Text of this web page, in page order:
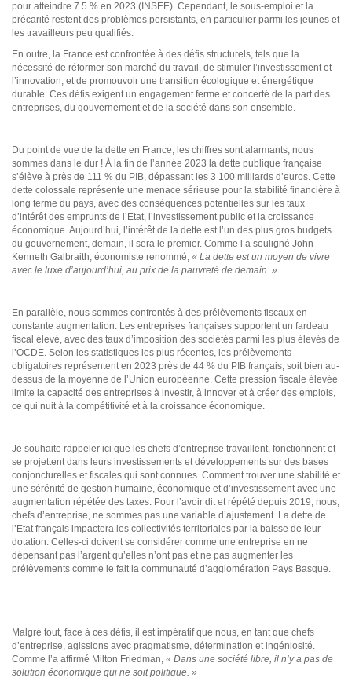
pour atteindre 7.5 % en 2023 (INSEE). Cependant, le sous-emploi et la
précarité restent des problèmes persistants, en particulier parmi les jeunes et
les travailleurs peu qualifiés.
En outre, la France est confrontée à des défis structurels, tels que la
nécessité de réformer son marché du travail, de stimuler l’investissement et
l’innovation, et de promouvoir une transition écologique et énergétique
durable. Ces défis exigent un engagement ferme et concerté de la part des
entreprises, du gouvernement et de la société dans son ensemble.
Du point de vue de la dette en France, les chiffres sont alarmants, nous
sommes dans le dur ! À la fin de l’année 2023 la dette publique française
s’élève à près de 111 % du PIB, dépassant les 3 100 milliards d’euros. Cette
dette colossale représente une menace sérieuse pour la stabilité financière à
long terme du pays, avec des conséquences potentielles sur les taux
d’intérêt des emprunts de l’Etat, l’investissement public et la croissance
économique. Aujourd’hui, l’intérêt de la dette est l’un des plus gros budgets
du gouvernement, demain, il sera le premier. Comme l’a souligné John
Kenneth Galbraith, économiste renommé, « La dette est un moyen de vivre
avec le luxe d’aujourd’hui, au prix de la pauvreté de demain. »
En parallèle, nous sommes confrontés à des prélèvements fiscaux en
constante augmentation. Les entreprises françaises supportent un fardeau
fiscal élevé, avec des taux d’imposition des sociétés parmi les plus élevés de
l’OCDE. Selon les statistiques les plus récentes, les prélèvements
obligatoires représentent en 2023 près de 44 % du PIB français, soit bien au-
dessus de la moyenne de l’Union européenne. Cette pression fiscale élevée
limite la capacité des entreprises à investir, à innover et à créer des emplois,
ce qui nuit à la compétitivité et à la croissance économique.
Je souhaite rappeler ici que les chefs d’entreprise travaillent, fonctionnent et
se projettent dans leurs investissements et développements sur des bases
conjoncturelles et fiscales qui sont connues. Comment trouver une stabilité et
une sérénité de gestion humaine, économique et d’investissement avec une
augmentation répétée des taxes. Pour l’avoir dit et répété depuis 2019, nous,
chefs d’entreprise, ne sommes pas une variable d’ajustement. La dette de
l’Etat français impactera les collectivités territoriales par la baisse de leur
dotation. Celles-ci doivent se considérer comme une entreprise en ne
dépensant pas l’argent qu’elles n’ont pas et ne pas augmenter les
prélèvements comme le fait la communauté d’agglomération Pays Basque.
Malgré tout, face à ces défis, il est impératif que nous, en tant que chefs
d’entreprise, agissions avec pragmatisme, détermination et ingéniosité.
Comme l’a affirmé Milton Friedman, « Dans une société libre, il n’y a pas de
solution économique qui ne soit politique. »